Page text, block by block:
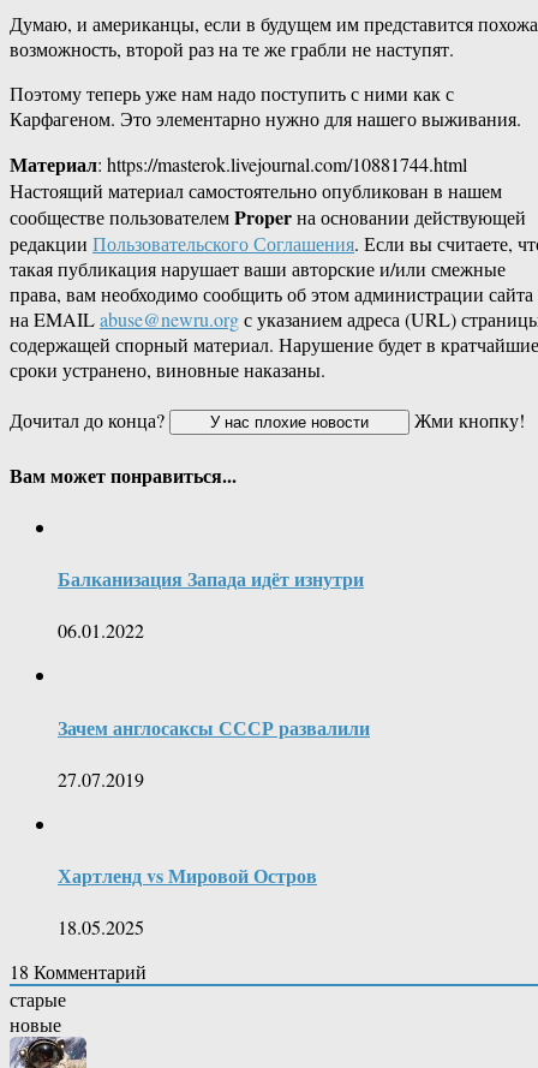
Думаю, и американцы, если в будущем им представится
возможность, второй раз на те же грабли не наступят.
Поэтому теперь уже нам надо поступить с ними как с
Карфагеном. Это элементарно нужно для нашего выживания.
Материал: https://masterok.livejournal.com/10881744.html
Настоящий материал самостоятельно опубликован в нашем
сообществе пользователемProperна основании действующей
редакции Пользовательского Соглашения. Если вы считаете,
такая публикация нарушает ваши авторские и/или смежные
права, вам необходимо сообщить об этом администрации сайта
на EMAILabuse@newru.orgс указанием адреса (URL)
содержащей спорный материал. Нарушение будет в кратчайшие
сроки устранено, виновные наказаны.
Дочитал до конца?
Жми кнопку!
Вам может понравиться...
Балканизация Запада идёт изнутри
06.01.2022
Зачем англосаксы СССР развалили
27.07.2019
Хартленд vs Мировой Остров
18.05.2025
18 Комментарий
старые
новые